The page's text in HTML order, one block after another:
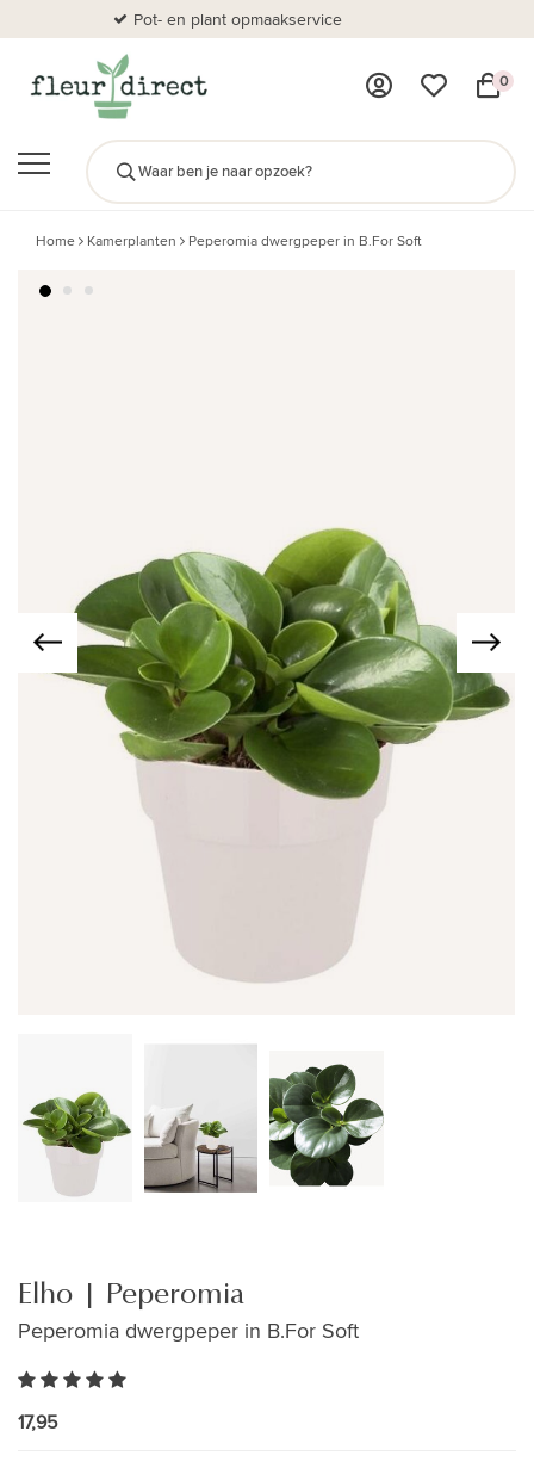
Pot- en plant opmaakservice
0
Home Kamerplanten Peperomia dwergpeper in B.For Soft
Elho | Peperomia
Peperomia dwergpeper in B.For Soft
17,95